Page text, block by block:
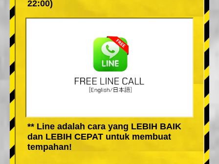
22:00)
** Line adalah cara yang LEBIH BAIK
dan LEBIH CEPAT untuk membuat
tempahan!